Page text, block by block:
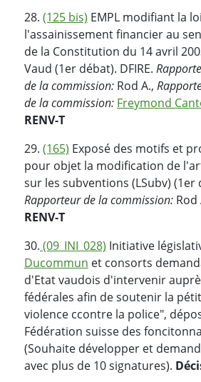
28. (125 bis) EMPL modifiant la
l'assainissement financier au
de la Constitution du 14 avril
Vaud (1er débat). DFIRE.
de la commission: Rod A.,
de la commission: Freymond
RENV-T
29. (165) Exposé des motifs et
pour objet la modification de
sur les subventions (LSubv) (1er
Rapporteur de la commission: Rod
RENV-T
30. (09_INI_028) Initiative
Ducommun et consorts
d'Etat vaudois d'intervenir
fédérales afin de soutenir la
violence ccontre la police",
Fédération suisse des
(Souhaite développer et
avec plus de 10 signatures).